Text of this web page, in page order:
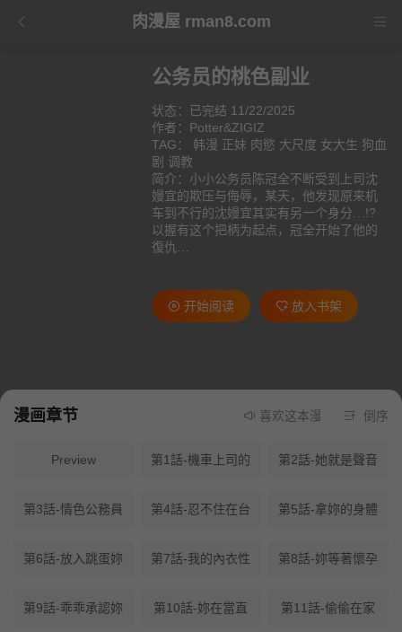
肉漫屋 rman8.com
公务员的桃色副业
状态：已完结 11/22/2025
作者： Potter&ZIGIZ
TAG： 韩漫 正妹 肉慾 大尺度 女大生 狗血
剧 调教
简介：小小公务员陈冠全不断受到上司沈
嫚宜的欺压与侮辱，某天，他发现原来机
车到不行的沈嫚宜其实有另一个身分…!?
以握有这个把柄为起点，冠全开始了他的
復仇…
开始阅读 放入书架
漫画章节 喜欢这本漫画就请不要忘
倒序
Preview 第1話-機車上司的 第2話-她就是聲音
第3話-情色公務員 第4話-忍不住在台 第5話-拿妳的身體
第6話-放入跳蛋妳 第7話-我的內衣性 第8話-妳等著懷孕
第9話-乖乖承認妳 第10話-妳在當直 第11話-偷偷在家